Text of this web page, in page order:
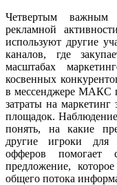
Четвертым важным
рекламной
используют другие
каналов, где
масштабах
косвенных
в мессенджере МАКС
затраты на
площадок.
понять, на какие
другие игроки для
офферов помогает
предложение,
общего потока